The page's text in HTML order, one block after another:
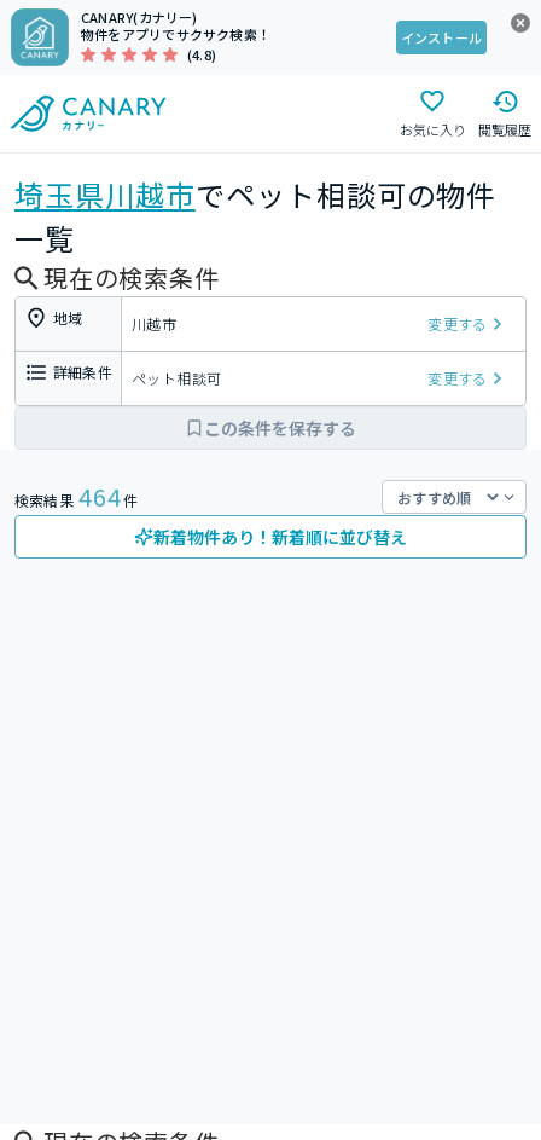
CANARY(カナリー)
物件をアプリでサクサク検索！
(4.8)
インストール
お気に入り 閲覧履歴
埼玉県川越市でペット相談可の物件
一覧
現在の検索条件
地域 川越市 変更する
詳細条件 ペット相談可 変更する
この条件を保存する
検索結果 464件
新着物件あり！新着順に並び替え